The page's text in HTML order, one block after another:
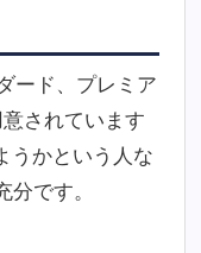
ード、プレミア
されています
うかという人な
分です。